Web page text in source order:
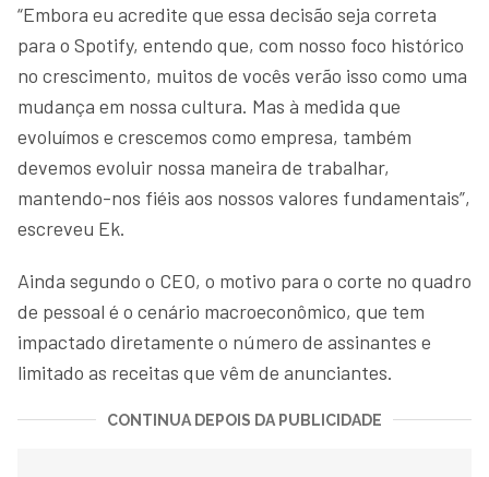
“Embora eu acredite que essa decisão seja correta
para o Spotify, entendo que, com nosso foco histórico
no crescimento, muitos de vocês verão isso como uma
mudança em nossa cultura. Mas à medida que
evoluímos e crescemos como empresa, também
devemos evoluir nossa maneira de trabalhar,
mantendo-nos fiéis aos nossos valores fundamentais”,
escreveu Ek.
Ainda segundo o CEO, o motivo para o corte no quadro
de pessoal é o cenário macroeconômico, que tem
impactado diretamente o número de assinantes e
limitado as receitas que vêm de anunciantes.
CONTINUA DEPOIS DA PUBLICIDADE